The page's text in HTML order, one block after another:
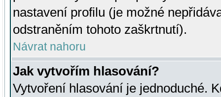
nastavení profilu (je možné
odstraněním tohoto zaškrtnutí).
Návrat nahoru
Jak vytvořím hlasování?
Vytvoření hlasování je jednoduché.